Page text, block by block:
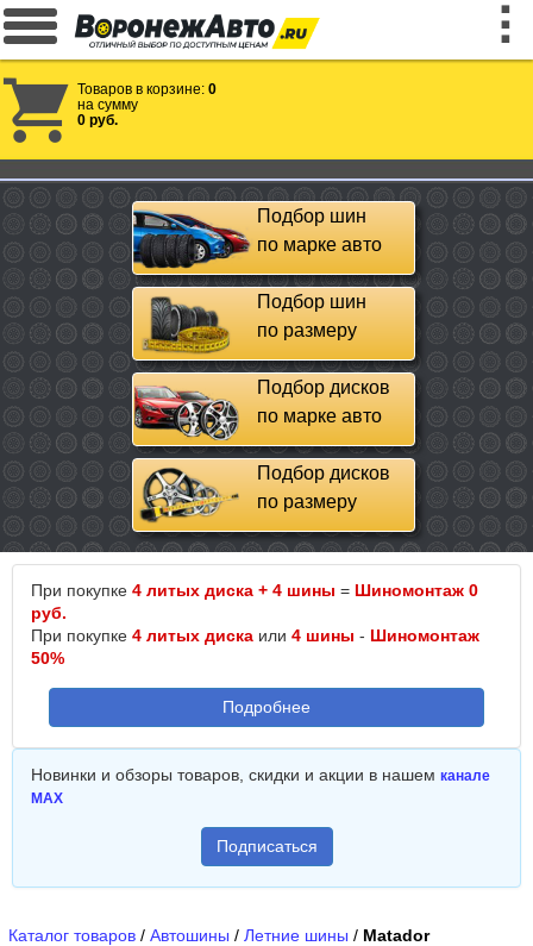
Товаров в корзине: 0
на сумму
0 руб.
Подбор шин
по марке авто
Подбор шин
по размеру
Подбор дисков
по марке авто
Подбор дисков
по размеру
При покупке 4 литых диска + 4 шины = Шиномонтаж 0
руб.
При покупке 4 литых диска или 4 шины - Шиномонтаж
50%
Подробнее
Новинки и обзоры товаров, скидки и акции в нашем канале
MAX
Подписаться
Каталог товаров / Автошины / Летние шины / Matador